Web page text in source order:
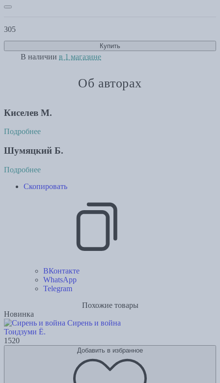
305
Купить
В наличии в 1 магазине
Об авторах
Киселев М.
Подробнее
Шумяцкий Б.
Подробнее
Скопировать
ВКонтакте
WhatsApp
Telegram
Похожие товары
Новинка
Сирень и война
Тоидзуми Ё.
1520
Добавить в избранное